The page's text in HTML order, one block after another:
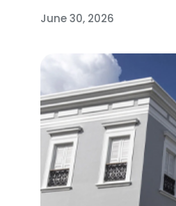
June 30, 2026